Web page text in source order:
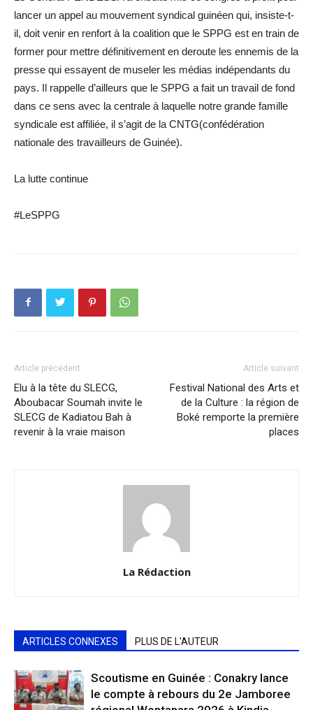
lancer un appel au mouvement syndical guinéen qui, insiste-t-
il, doit venir en renfort à la coalition que le SPPG est en train de
former pour mettre définitivement en deroute les ennemis de la
presse qui essayent de museler les médias indépendants du
pays. Il rappelle d’ailleurs que le SPPG a fait un travail de fond
dans ce sens avec la centrale à laquelle notre grande famille
syndicale est affiliée, il s’agit de la CNTG(confédération
nationale des travailleurs de Guinée).
La lutte continue
#LeSPPG
Article précédent
Elu à la tête du SLECG,
Aboubacar Soumah invite le
SLECG de Kadiatou Bah à
revenir à la vraie maison
Article suivant
Festival National des Arts et
de la Culture : la région de
Boké remporte la première
places
La Rédaction
ARTICLES CONNEXES PLUS DE L'AUTEUR
Scoutisme en Guinée : Conakry lance
le compte à rebours du 2e Jamboree